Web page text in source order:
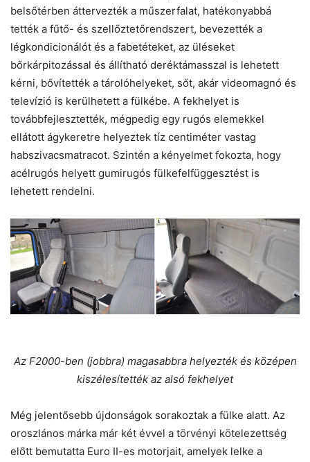
belsőtérben áttervezték a műszerfalat, hatékonyabbá
tették a fűtő- és szellőztetőrendszert, bevezették a
légkondicionálót és a fabetéteket, az üléseket
bőrkárpitozással és állítható deréktámasszal is lehetett
kérni, bővítették a tárolóhelyeket, sőt, akár videomagnó és
televízió is kerülhetett a fülkébe. A fekhelyet is
továbbfejlesztették, mégpedig egy rugós elemekkel
ellátott ágykeretre helyeztek tíz centiméter vastag
habszivacsmatracot. Szintén a kényelmet fokozta, hogy
acélrugós helyett gumirugós fülkefelfüggesztést is
lehetett rendelni.
Az F2000-ben (jobbra) magasabbra helyezték és középen
kiszélesítették az alsó fekhelyet
Még jelentősebb újdonságok sorakoztak a fülke alatt. Az
oroszlános márka már két évvel a törvényi kötelezettség
előtt bemutatta Euro II-es motorjait, amelyek lelke a